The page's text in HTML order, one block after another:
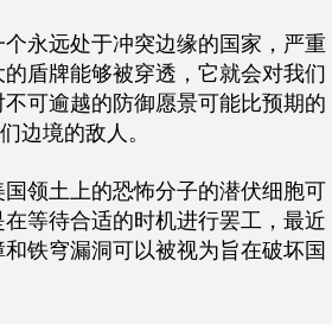
永远处于冲突边缘的国家，严重
盾牌能够被穿透，它就会对我们
可逾越的防御愿景可能比预期的
边境的敌人。
领土上的恐怖分子的潜伏细胞可
等待合适的时机进行罢工，最近
铁穹漏洞可以被视为旨在破坏国